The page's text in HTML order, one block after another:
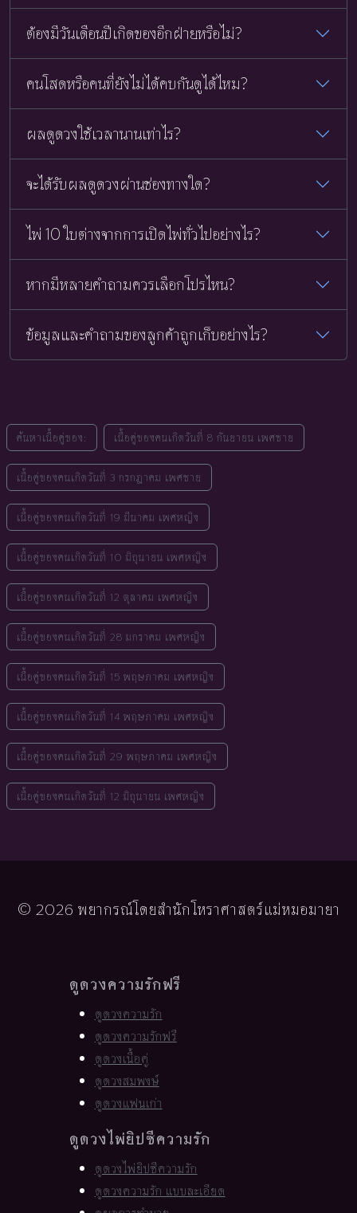
ต้องมีวันเดือนปีเกิดของอีกฝ่ายหรือไม่?
คนโสดหรือคนที่ยังไม่ได้คบกันดูได้ไหม?
ผลดูดวงใช้เวลานานเท่าไร?
จะได้รับผลดูดวงผ่านช่องทางใด?
ไพ่ 10 ใบต่างจากการเปิดไพ่ทั่วไปอย่างไร?
หากมีหลายคำถามควรเลือกโปรไหน?
ข้อมูลและคำถามของลูกค้าถูกเก็บอย่างไร?
ค้นหาเนื้อคู่ของ: เนื้อคู่ของคนเกิดวันที่ 8 กันยายน เพศชาย
เนื้อคู่ของคนเกิดวันที่ 3 กรกฎาคม เพศชาย
เนื้อคู่ของคนเกิดวันที่ 19 มีนาคม เพศหญิง
เนื้อคู่ของคนเกิดวันที่ 10 มิถุนายน เพศหญิง
เนื้อคู่ของคนเกิดวันที่ 12 ตุลาคม เพศหญิง
เนื้อคู่ของคนเกิดวันที่ 28 มกราคม เพศหญิง
เนื้อคู่ของคนเกิดวันที่ 15 พฤษภาคม เพศหญิง
เนื้อคู่ของคนเกิดวันที่ 14 พฤษภาคม เพศหญิง
เนื้อคู่ของคนเกิดวันที่ 29 พฤษภาคม เพศหญิง
เนื้อคู่ของคนเกิดวันที่ 12 มิถุนายน เพศหญิง
© 2026 พยากรณ์โดยสำนักโหราศาสตร์แม่หมอมายา
ดูดวงความรักฟรี
ดูดวงความรัก
ดูดวงความรักฟรี
ดูดวงเนื้อคู่
ดูดวงสมพงษ์
ดูดวงแฟนเก่า
ดูดวงไพ่ยิปซีความรัก
ดูดวงไพ่ยิปซีความรัก
ดูดวงความรัก แบบละเอียด